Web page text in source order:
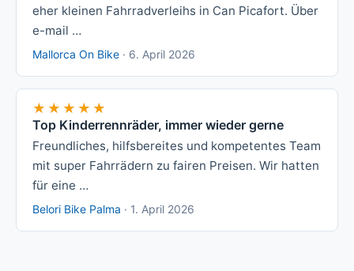
eher kleinen Fahrradverleihs in Can Picafort. Über
e-mail …
Mallorca On Bike · 6. April 2026
★★★★★
★★★★★
Top Kinderrennräder, immer wieder gerne
Freundliches, hilfsbereites und kompetentes Team
mit super Fahrrädern zu fairen Preisen. Wir hatten
für eine …
Belori Bike Palma · 1. April 2026